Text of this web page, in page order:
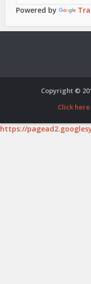
Powered by
Copyright ©
Click
https://